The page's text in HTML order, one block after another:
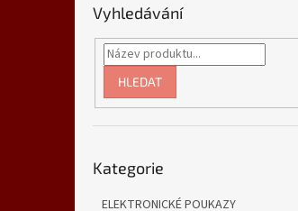
Vyhledávání
HLEDAT
kategorie
Kategorie
ELEKTRONICKÉ POUKAZY